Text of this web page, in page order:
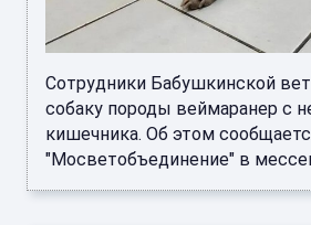
Сотрудники Бабушкинской
собаку породы веймаранер с
кишечника. Об этом
"Мосветобъединение" в